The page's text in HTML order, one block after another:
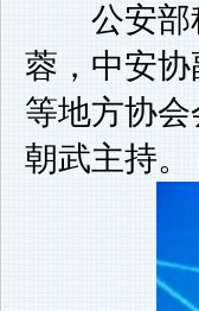
公安部科
蓉，中安
等地方协
朝武主持。